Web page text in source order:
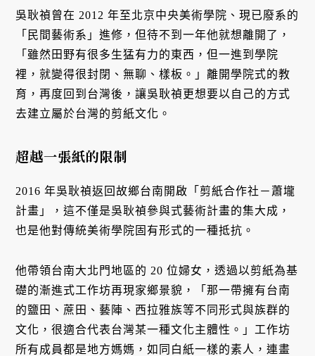
吳耿禎曾在 2012 年至北京中央美術學院、現已廢系的
「民間藝術系」進修，但待不到一年他就想離開了，
「雖然田野有很多生猛有力的東西，但一進到學院
裡，就變得很封閉、無聊、樣板。」離開學院式的教
育，再度回到台灣後，讓吳耿禎更想要以自己的方式
去建立屬於台灣的剪紙文化。
超越一張紙的限制
2016 年吳耿禎返回故鄉台南開啟「剪紙合作社－蕭壠
計畫」，這不僅是吳耿禎參與式藝術計畫的集大成，
也是他對傳統美術學院固有形式的一種抵抗。
他帶領台南大北門地區的 20 位婦女，透過以剪紙為基
礎的漸進式工作坊再現家鄉景貌，「那一帶擁有台南
的鹽田、蔗田、藝陣、西拉雅族等不同形式與族群的
文化，很適合代表台灣某一種文化主體性。」工作坊
所有成員都是地方媽媽，如同白紙一樣的素人，連畫